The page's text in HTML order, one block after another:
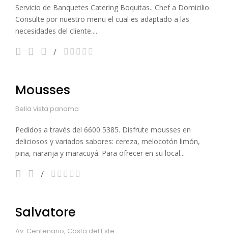
Servicio de Banquetes Catering Boquitas.. Chef a Domicilio.
Consulte por nuestro menu el cual es adaptado a las
necesidades del cliente....
Mousses
Bella vista panama
Pedidos a través del 6600 5385. Disfrute mousses en
deliciosos y variados sabores: cereza, melocotón limón,
piña, naranja y maracuyá. Para ofrecer en su local...
Salvatore
Av. Centenario, Costa del Este